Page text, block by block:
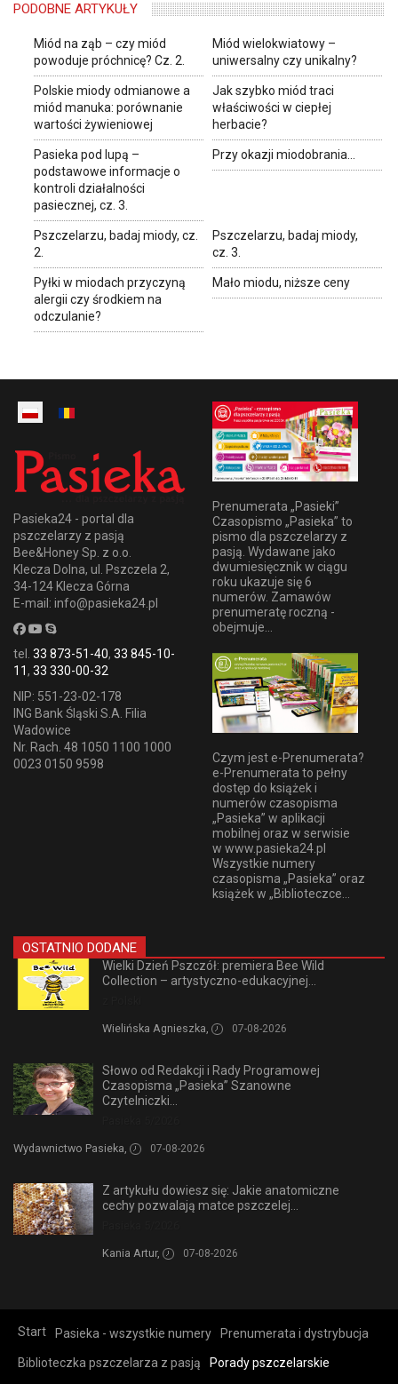
PODOBNE ARTYKUŁY
Miód na ząb – czy miód
powoduje próchnicę? Cz. 2.
Miód wielokwiatowy –
uniwersalny czy unikalny?
Polskie miody odmianowe a
miód manuka: porównanie
wartości żywieniowej
Jak szybko miód traci
właściwości w ciepłej
herbacie?
Pasieka pod lupą –
podstawowe informacje o
kontroli działalności
pasiecznej, cz. 3.
Przy okazji miodobrania…
Pszczelarzu, badaj miody, cz.
2.
Pszczelarzu, badaj miody,
cz. 3.
Pyłki w miodach przyczyną
alergii czy środkiem na
odczulanie?
Mało miodu, niższe ceny
Pasieka24 - portal dla
pszczelarzy z pasją
Bee&Honey Sp. z o.o.
Klecza Dolna, ul. Pszczela 2,
34-124 Klecza Górna
E-mail: info@pasieka24.pl
tel. 33 873-51-40, 33 845-10-
11, 33 330-00-32
NIP: 551-23-02-178
ING Bank Śląski S.A. Filia
Wadowice
Nr. Rach. 48 1050 1100 1000
0023 0150 9598
Prenumerata „Pasieki”
Czasopismo „Pasieka” to
pismo dla pszczelarzy z
pasją. Wydawane jako
dwumiesięcznik w ciągu
roku ukazuje się 6
numerów. Zamawów
prenumeratę roczną -
obejmuje...
Czym jest e-Prenumerata?
e-Prenumerata to pełny
dostęp do książek i
numerów czasopisma
„Pasieka” w aplikacji
mobilnej oraz w serwisie
w www.pasieka24.pl
Wszystkie numery
czasopisma „Pasieka” oraz
książek w „Biblioteczce...
OSTATNIO DODANE
Wielki Dzień Pszczół: premiera Bee Wild
Collection – artystyczno-edukacyjnej...
Wielińska Agnieszka, 07-08-2026
Słowo od Redakcji i Rady Programowej
Czasopisma „Pasieka” Szanowne
Czytelniczki...
Wydawnictwo Pasieka, 07-08-2026
Z artykułu dowiesz się: Jakie anatomiczne
cechy pozwalają matce pszczelej...
Kania Artur, 07-08-2026
Start Pasieka - wszystkie numery Prenumerata i dystrybucja
Biblioteczka pszczelarza z pasją Porady pszczelarskie